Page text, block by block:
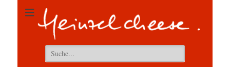
Suchen
nach: